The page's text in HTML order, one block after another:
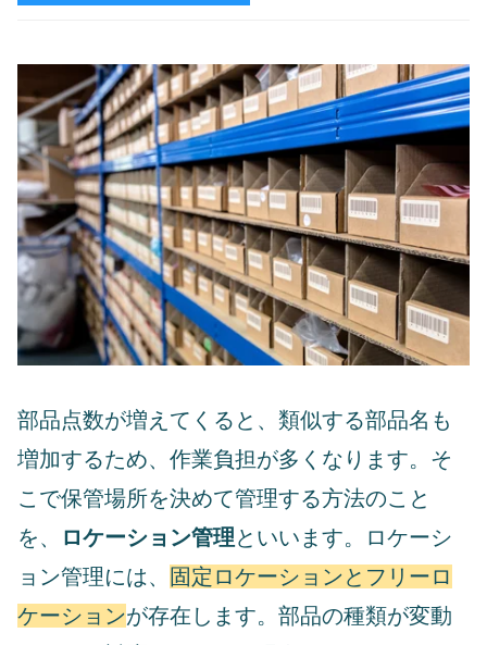
部品点数が増えてくると、類似する部品名も
増加するため、作業負担が多くなります。そ
こで保管場所を決めて管理する方法のこと
を、
ロケーション管理といいます。ロケーシ
ョン管理には、
固定ロケーションとフリーロ
ケーションが存在します。部品の種類が変動